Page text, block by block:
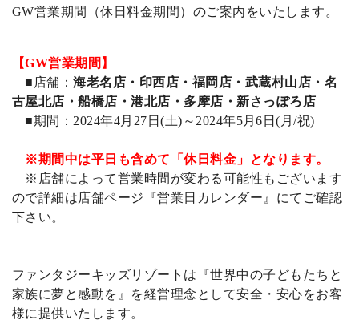
GW営業期間（休日料金期間）のご案内をいたします。
【GW営業期間】
■店舗：海老名店・印西店・福岡店・武蔵村山店・名
古屋北店・船橋店・港北店・多摩店・新さっぽろ店
■期間：2024年4月27日(土)～2024年5月6日(月/祝)
※期間中は平日も含めて「休日料金」となります。
※店舗によって営業時間が変わる可能性もございます
ので詳細は店舗ページ『営業日カレンダー』にてご確認
下さい。
ファンタジーキッズリゾートは『世界中の子どもたちと
家族に夢と感動を』を経営理念として安全・安心をお客
様に提供いたします。